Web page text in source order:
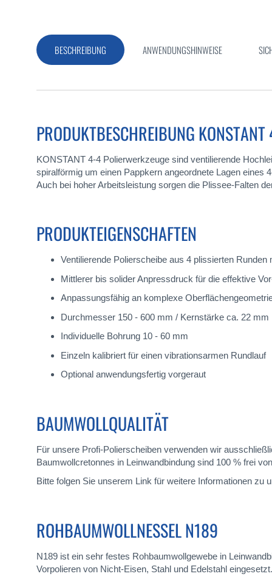
BESCHREIBUNG
PRODUKTBESCHREIBUNG
KONSTANT 4-4 Polierwerkzeuge sind ventilierende
spiralförmig um einen Pappkern angeordnete Lagen eines
Auch bei hoher Arbeitsleistung sorgen die Plissee-Falten
PRODUKTEIGENSCHAFTEN
Ventilierende Polierscheibe aus 4 plissierten
Mittlerer bis solider Anpressdruck für die effektive
Anpassungsfähig an komplexe
Durchmesser 150 - 600 mm / Kernstärke ca. 22 mm
Individuelle Bohrung 10 - 60 mm
Einzeln kalibriert für einen vibrationsarmen Rundlauf
Optional anwendungsfertig vorgeraut
BAUMWOLLQUALITÄT
Für unsere Profi-Polierscheiben verwenden wir
Baumwollcretonnes in Leinwandbindung sind 100 % frei
Bitte folgen Sie unserem Link für weitere Informationen zu
ROHBAUMWOLLNESSEL N189
N189 ist ein sehr festes Rohbaumwollgewebe in
Vorpolieren von Nicht-Eisen, Stahl und Edelstahl eingesetzt.
ANWENDUNGSHINWEISE